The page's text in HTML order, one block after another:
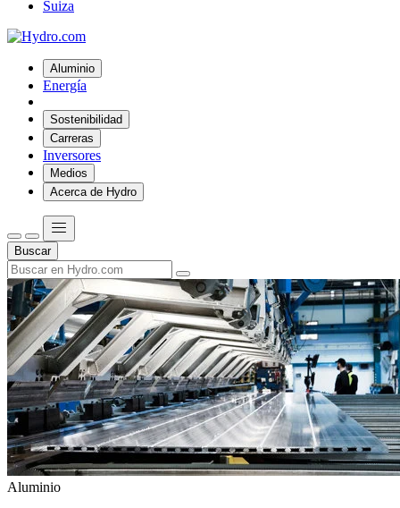
Suiza
Aluminio
Energía
Sostenibilidad
Carreras
Inversores
Medios
Acerca de Hydro
Buscar
Aluminio